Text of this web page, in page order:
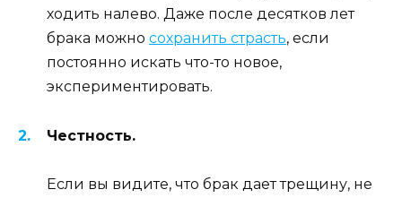
ходить налево. Даже после десятков лет
брака можно сохранить страсть, если
постоянно искать что-то новое,
экспериментировать.
Честность.
Если вы видите, что брак дает трещину, не